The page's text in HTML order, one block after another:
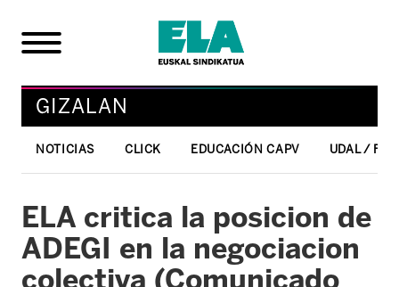
GIZALAN
NOTICIAS CLICK EDUCACIÓN CAPV UDAL /
ELA critica la posicion de
ADEGI en la negociacion
colectiva (Comunicado